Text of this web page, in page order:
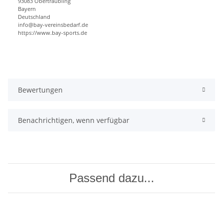
Bayern
Deutschland
info@bay-vereinsbedarf.de
https://www.bay-sports.de
Bewertungen
Benachrichtigen, wenn verfügbar
Passend dazu...